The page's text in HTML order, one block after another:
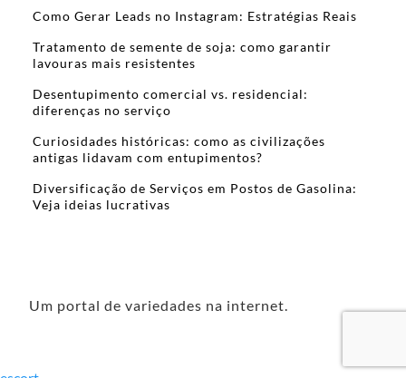
Como Gerar Leads no Instagram: Estratégias Reais
Tratamento de semente de soja: como garantir
lavouras mais resistentes
Desentupimento comercial vs. residencial:
diferenças no serviço
Curiosidades históricas: como as civilizações
antigas lidavam com entupimentos?
Diversificação de Serviços em Postos de Gasolina:
Veja ideias lucrativas
Um portal de variedades na internet.